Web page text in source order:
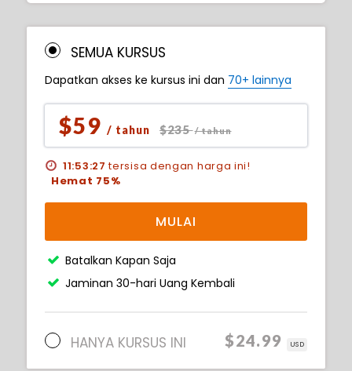
SEMUA KURSUS
Dapatkan akses ke kursus ini dan 70+ lainnya
$59 / tahun $235/ tahun
11:53:26 tersisa dengan harga ini!
Hemat 75%
MULAI
Batalkan Kapan Saja
Jaminan 30-hari Uang Kembali
HANYA KURSUS INI $24.99 USD